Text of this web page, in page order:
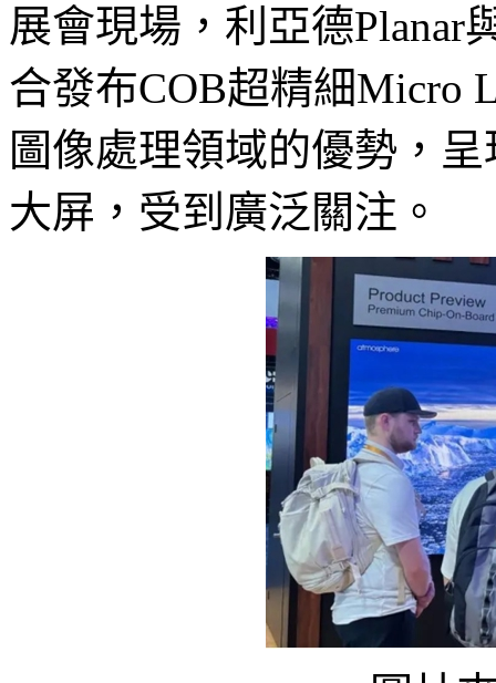
展會現場，利亞德Planar
合發布COB超精細Micro
圖像處理領域的優勢，
大屏，受到廣泛關注。